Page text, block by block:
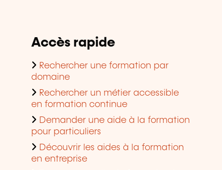
Accès rapide
Rechercher une formation par
domaine
Rechercher un métier accessible
en formation continue
Demander une aide à la formation
pour particuliers
Découvrir les aides à la formation
en entreprise